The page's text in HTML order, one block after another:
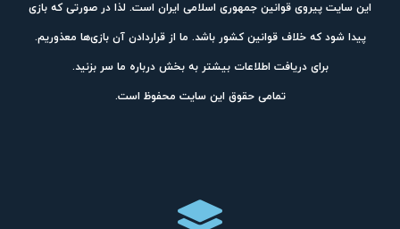
این سایت پیروی قوانین جمهوری اسلامی ایران است. لذا در صورتی که بازی
پیدا شود که خلاف قوانین کشور باشد. ما از قراردادن آن بازی‌ها معذوریم.
برای دریافت اطلاعات بیشتر به بخش درباره ما سر بزنید.
تمامی حقوق این سایت محفوظ است.